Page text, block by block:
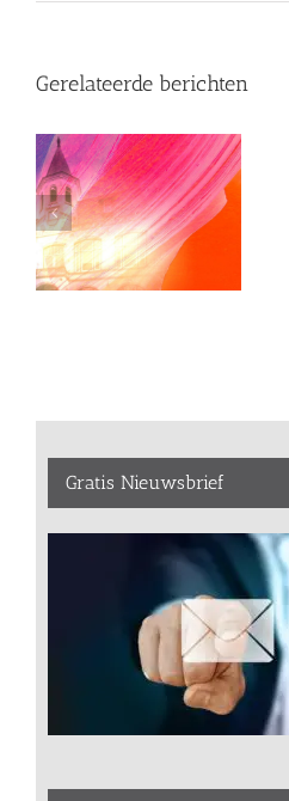
Gerelateerde berichten
Gratis Nieuwsbrief